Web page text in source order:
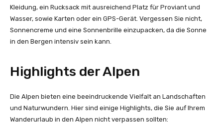
Kleidung, ein Rucksack mit ausreichend Platz für Proviant und
Wasser, sowie Karten oder ein GPS-Gerät. Vergessen Sie nicht,
Sonnencreme und eine Sonnenbrille einzupacken, da die Sonne
in den Bergen intensiv sein kann.
Highlights der Alpen
Die Alpen bieten eine beeindruckende Vielfalt an Landschaften
und Naturwundern. Hier sind einige Highlights, die Sie auf Ihrem
Wanderurlaub in den Alpen nicht verpassen sollten: